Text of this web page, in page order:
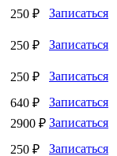
250 ₽
Записаться
250 ₽
Записаться
250 ₽
Записаться
640 ₽
Записаться
2900 ₽ Записаться
250 ₽
Записаться